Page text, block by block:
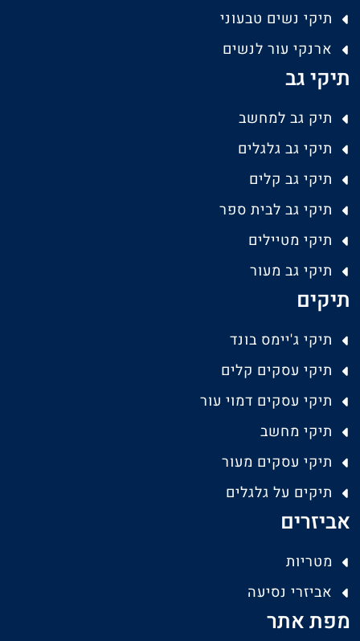
תיקי נשים טבעוני
ארנקי עור לנשים
תיקי גב
תיק גב למחשב
תיקי גב גלגלים
תיקי גב קלים
תיקי גב לבית ספר
תיקי מטיילים
תיקי גב מעור
תיקים
תיקי ג'יימס בונד
תיקי עסקים קלים
תיקי עסקים דמוי עור
תיקי מחשב
תיקי עסקים מעור
תיקים על גלגלים
אביזרים
מטריות
אביזרי נסיעה
מפת אתר